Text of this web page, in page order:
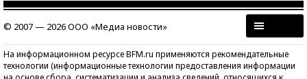
© 2007 — 2026 ООО «Медиа новости»
На информационном ресурсе BFM.ru применяются рекомендательные
технологии (информационные технологии предоставления информации